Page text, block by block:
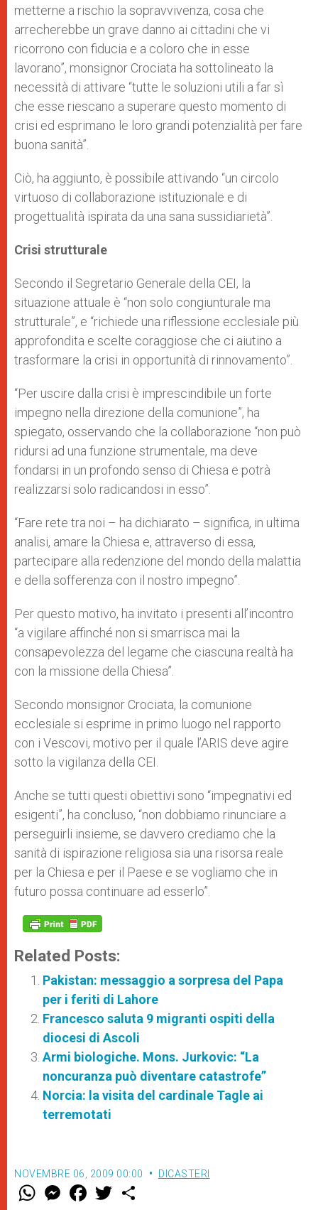
metterne a rischio la sopravvivenza, cosa che
arrecherebbe un grave danno ai cittadini che vi
ricorrono con fiducia e a coloro che in esse
lavorano”, monsignor Crociata ha sottolineato la
necessità di attivare “tutte le soluzioni utili a far sì
che esse riescano a superare questo momento di
crisi ed esprimano le loro grandi potenzialità per fare
buona sanità”.
Ciò, ha aggiunto, è possibile attivando “un circolo
virtuoso di collaborazione istituzionale e di
progettualità ispirata da una sana sussidiarietà”.
Crisi strutturale
Secondo il Segretario Generale della CEI, la
situazione attuale è “non solo congiunturale ma
strutturale”, e “richiede una riflessione ecclesiale più
approfondita e scelte coraggiose che ci aiutino a
trasformare la crisi in opportunità di rinnovamento”.
“Per uscire dalla crisi è imprescindibile un forte
impegno nella direzione della comunione”, ha
spiegato, osservando che la collaborazione “non può
ridursi ad una funzione strumentale, ma deve
fondarsi in un profondo senso di Chiesa e potrà
realizzarsi solo radicandosi in esso”.
“Fare rete tra noi – ha dichiarato – significa, in ultima
analisi, amare la Chiesa e, attraverso di essa,
partecipare alla redenzione del mondo della malattia
e della sofferenza con il nostro impegno”.
Per questo motivo, ha invitato i presenti all’incontro
“a vigilare affinché non si smarrisca mai la
consapevolezza del legame che ciascuna realtà ha
con la missione della Chiesa”.
Secondo monsignor Crociata, la comunione
ecclesiale si esprime in primo luogo nel rapporto
con i Vescovi, motivo per il quale l’ARIS deve agire
sotto la vigilanza della CEI.
Anche se tutti questi obiettivi sono “impegnativi ed
esigenti”, ha concluso, “non dobbiamo rinunciare a
perseguirli insieme, se davvero crediamo che la
sanità di ispirazione religiosa sia una risorsa reale
per la Chiesa e per il Paese e se vogliamo che in
futuro possa continuare ad esserlo”.
Related Posts:
Pakistan: messaggio a sorpresa del Papa
per i feriti di Lahore
Francesco saluta 9 migranti ospiti della
diocesi di Ascoli
Armi biologiche. Mons. Jurkovic: “La
noncuranza può diventare catastrofe”
Norcia: la visita del cardinale Tagle ai
terremotati
NOVEMBRE 06, 2009 00:00 DICASTERI
W M
e
F
a w